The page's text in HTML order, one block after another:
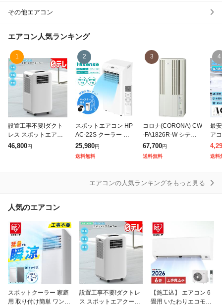
その他エアコン
エアコン人気ランキング
1
設置工事不要!ダクト
レス スポットエアク
ーラー 日テレポシュ
46,800円
2
スポットエアコン HP
AC-22S クーラー 除
湿 ドライ 部屋干し 衣
類乾燥 工事不要 2026
年モデル 温度感知機
25,980円
送料無料
3
コロナ(CORONA) CW
-FA1826R-W シティ
ホワイト ReLaLa 窓
用エアコン 冷房専用
マイナスイオン発生装
67,700円
送料無料
4
最
ア
ロ
ー
ー
送料
エアコンの人気ランキングをもっと見る
人気のエアコン
スポットクーラー 家庭
用 取り付け簡単 ワンタ
設置工事不要!ダクトレ
ス スポットエアクーラ
【施工込】 エアコン 6
畳用 いたわりエコモー